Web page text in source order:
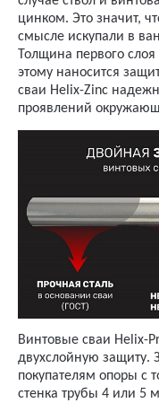
цинком. Это значит,
смысле искупали в
Толщина первого
этому наносится
сваи Helix-Zinc
проявлений
Винтовые сваи Helix-
двухслойную защиту.
покупателям опоры с
стенка трубы 4 или 5